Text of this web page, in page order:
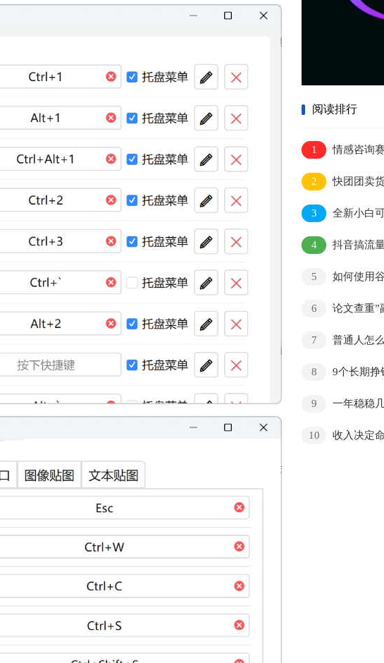
阅读排行
1
情感咨询
引流获客
2
快团团卖
3
全新小白
托管收益，邀请
4
抖音搞流
5
如何使用
6
论文查重”
7
普通人怎
8
9个长期挣
9
一年稳稳
10 收入决定